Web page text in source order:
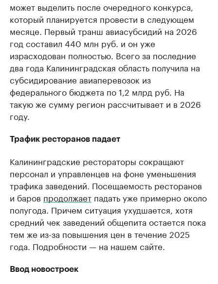
может выделить после очередного конкурса,
который планируется провести в следующем
месяце. Первый транш авиасубсидий на 2026
год составил 440 млн руб. и он уже
израсходован полностью. Всего за последние
два года Калининградская область получила на
субсидирование авиаперевозок из
федерального бюджета по 1,2 млрд руб. На
такую же сумму регион рассчитывает и в 2026
году.
Трафик ресторанов падает
Калининградские рестораторы сокращают
персонал и управленцев на фоне уменьшения
трафика заведений. Посещаемость ресторанов
и баров продолжает падать уже примерно около
полугода. Причем ситуация ухудшается, хотя
средний чек заведений общепита остается пока
тем же из-за повышения цен в течение 2025
года. Подробности — на нашем сайте.
Ввод новостроек